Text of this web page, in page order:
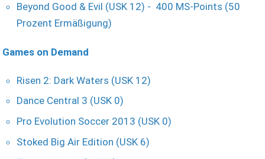
Beyond Good & Evil (USK 12) - 400 MS-Points (50
Prozent Ermäßigung)
Games on Demand
Risen 2: Dark Waters (USK 12)
Dance Central 3 (USK 0)
Pro Evolution Soccer 2013 (USK 0)
Stoked Big Air Edition (USK 6)